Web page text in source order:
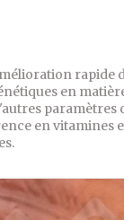
rapide
en
paramètres
en vitamines